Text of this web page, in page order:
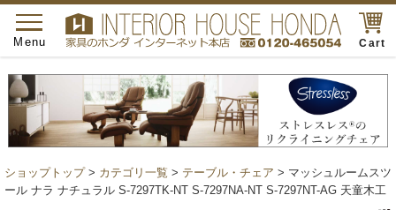
Cart
toggle
navigation
Menu
ショップトップ> カテゴリ一覧 > テーブル・チェア > マッシュルームスツ
ール ナラ ナチュラル S-7297TK-NT S-7297NA-NT S-7297NT-AG 天童木工